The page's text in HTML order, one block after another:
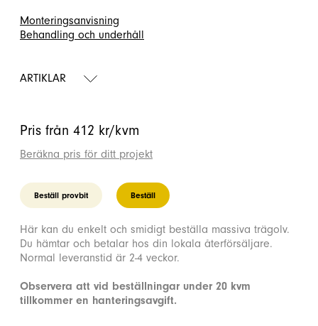
Monteringsanvisning
Behandling och underhåll
ARTIKLAR
Pris från 412 kr/kvm
Beräkna pris för ditt projekt
Beställ provbit Beställ
Här kan du enkelt och smidigt beställa massiva trägolv.
Du hämtar och betalar hos din lokala återförsäljare.
Normal leveranstid är 2-4 veckor.
Observera att vid beställningar under 20 kvm
tillkommer en hanteringsavgift.